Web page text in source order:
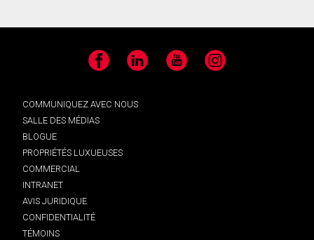
Facebook LinkedIn YouTube Instagram
COMMUNIQUEZ AVEC NOUS
SALLE DES MÉDIAS
BLOGUE
PROPRIÉTÉS LUXUEUSES
COMMERCIAL
INTRANET
AVIS JURIDIQUE
CONFIDENTIALITÉ
TÉMOINS